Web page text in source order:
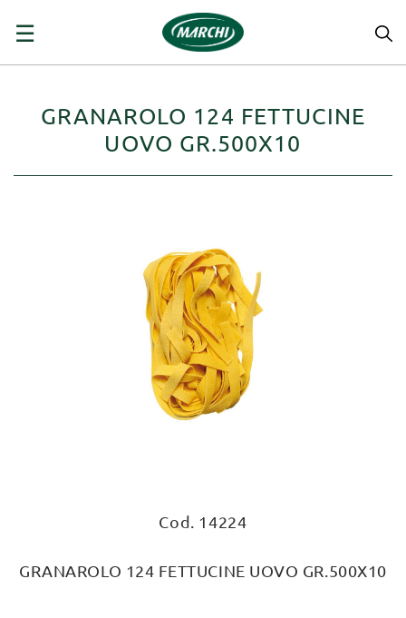
navigazione
☰
GRANAROLO 124 FETTUCINE
UOVO GR.500X10
Cod. 14224
GRANAROLO 124 FETTUCINE UOVO GR.500X10